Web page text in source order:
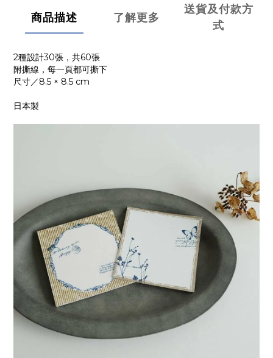
商品描述 了解更多
送貨及付款方
式
2種設計30張，共60張
附撕線，每一頁都可撕下
尺寸／8.5 × 8.5 cm
日本製